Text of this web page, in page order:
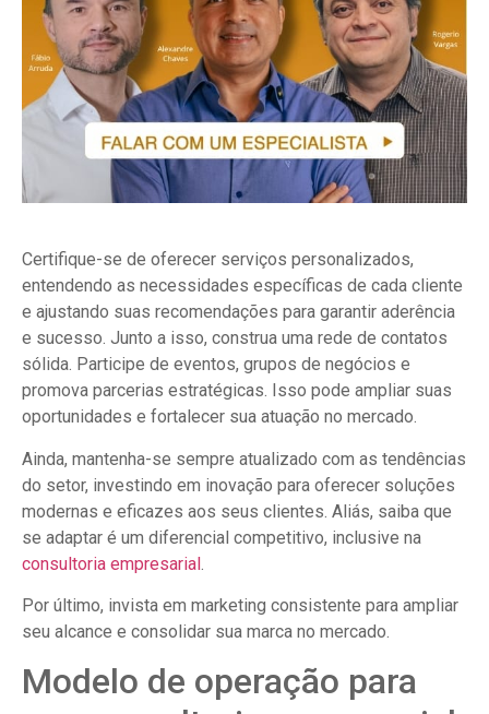
Certifique-se de oferecer serviços personalizados,
entendendo as necessidades específicas de cada cliente
e ajustando suas recomendações para garantir aderência
e sucesso. Junto a isso, construa uma rede de contatos
sólida. Participe de eventos, grupos de negócios e
promova parcerias estratégicas. Isso pode ampliar suas
oportunidades e fortalecer sua atuação no mercado.
Ainda, mantenha-se sempre atualizado com as tendências
do setor, investindo em inovação para oferecer soluções
modernas e eficazes aos seus clientes. Aliás, saiba que
se adaptar é um diferencial competitivo, inclusive na
consultoria empresarial
Por último, invista em marketing consistente para ampliar
seu alcance e consolidar sua marca no mercado.
Modelo de operação para